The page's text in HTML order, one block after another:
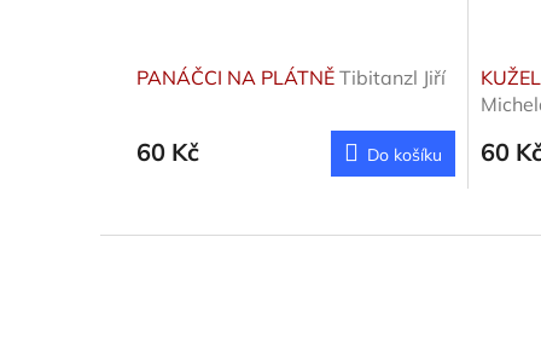
PANÁČCI NA PLÁTNĚ Tibitanzl Jiří
60 Kč Do košíku 60